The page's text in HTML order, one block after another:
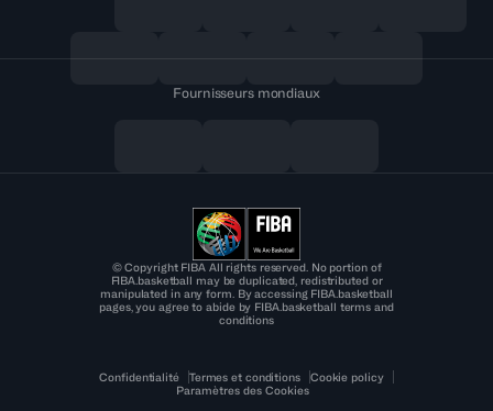
Fournisseurs mondiaux
© Copyright FIBA All rights reserved. No portion of
FIBA.basketball may be duplicated, redistributed or
manipulated in any form. By accessing FIBA.basketball
pages, you agree to abide by FIBA.basketball terms and
conditions
Confidentialité Termes et conditions
Cookie policy
Paramètres des Cookies